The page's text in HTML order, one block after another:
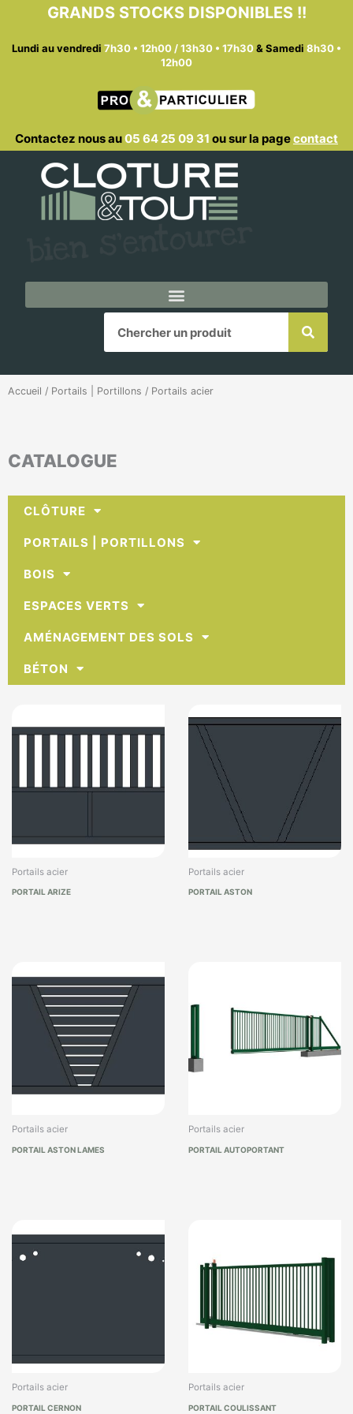
contenu
GRANDS STOCKS DISPONIBLES !!
Lundi au vendredi 7h30 • 12h00 / 13h30 • 17h30& Samedi 8h30 •
12h00
Contactez nous au05 64 25 09 31 ou sur la pagecontact
Accueil / Portails | Portillons / Portails acier
CATALOGUE
CLÔTURE
PORTAILS | PORTILLONS
BOIS
ESPACES VERTS
AMÉNAGEMENT DES SOLS
BÉTON
Portails acier
PORTAIL ARIZE
Portails acier
PORTAIL ASTON
Portails acier
PORTAIL ASTON LAMES
Portails acier
PORTAIL AUTOPORTANT
Portails acier
PORTAIL CERNON
Portails acier
PORTAIL COULISSANT